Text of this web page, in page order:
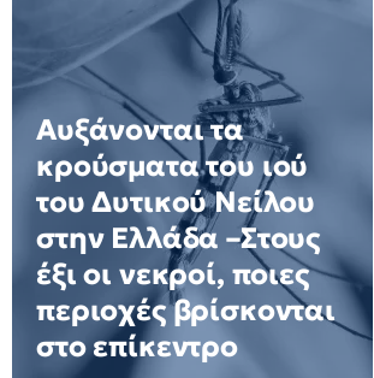
Αυξάνονται τα
κρούσματα του ιού
του Δυτικού Νείλου
στην Ελλάδα –Στους
έξι οι νεκροί, ποιες
περιοχές βρίσκονται
στο επίκεντρο